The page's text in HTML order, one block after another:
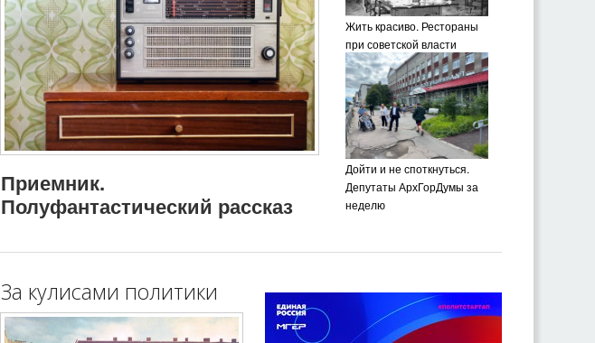
Приемник.
Полуфантастический рассказ
Жить красиво. Рестораны
при советской власти
Дойти и не споткнуться.
Депутаты АрхГорДумы за
неделю
За кулисами политики